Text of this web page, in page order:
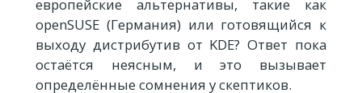
европейские альтернативы, такие как
openSUSE (Германия) или готовящийся к
выходу дистрибутив от KDE? Ответ пока
остаётся неясным, и это вызывает
определённые сомнения у скептиков.